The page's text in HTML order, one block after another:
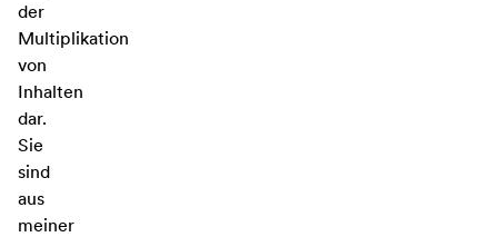
der
Multiplikation
von
Inhalten
dar.
Sie
sind
aus
meiner